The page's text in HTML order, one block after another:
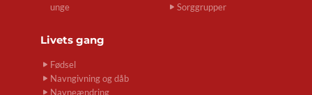
unge
Sorggrupper
Livets gang
Fødsel
Navngivning og dåb
Navneændring